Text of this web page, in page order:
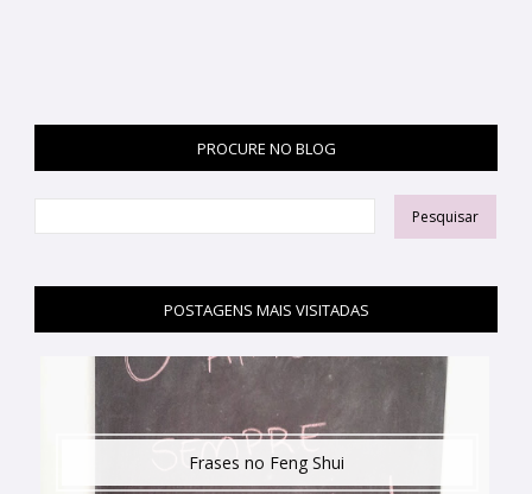
PROCURE NO BLOG
POSTAGENS MAIS VISITADAS
Frases no Feng Shui